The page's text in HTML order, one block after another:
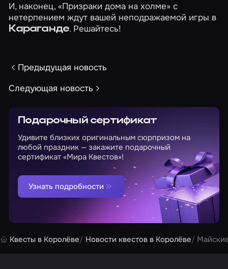
И, наконец,«Призраки дома на холме» с
нетерпением ждут вашей неподражаемой игры в
Караганде. Решайтесь!
Предыдущая новость
Следующая новость
Подарочный сертификат
Удивите близких оригинальным сюрпризом на
любой праздник — закажите подарочный
сертификат «Мира Квестов»!
Узнать подробности
Квесты в Королёве Новости квестов в Королёве